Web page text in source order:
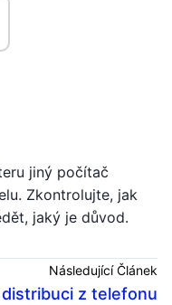
jiný počítač
Zkontrolujte, jak
jaký je důvod.
Následující Článek
distribuci z telefonu